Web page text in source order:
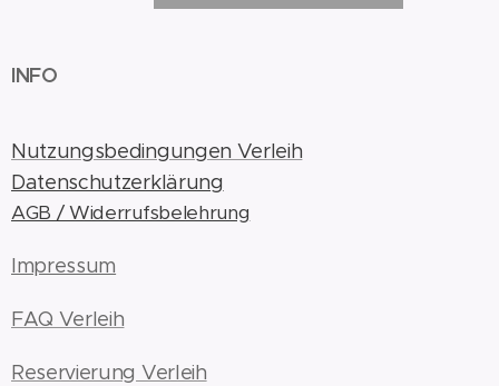
INFO
Nutzungsbedingungen Verleih
Datenschutzerklärung
AGB / Widerrufsbelehrung
Impressum
FAQ Verleih
Reservierung Verleih